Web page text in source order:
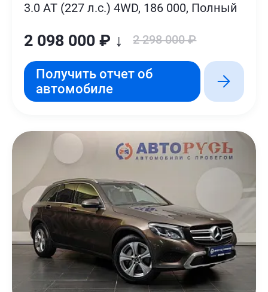
3.0 AT (227 л.с.) 4WD, 186 000, Полный
2 098 000 ₽ ↓ 2 298 000 ₽
Получить отчет об
автомобиле